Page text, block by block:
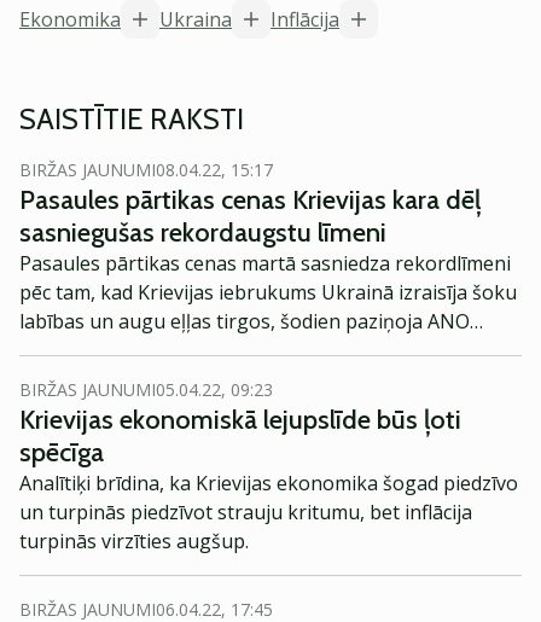
Ekonomika
Ukraina Inflācija
SAISTĪTIE RAKSTI
BIRŽAS JAUNUMI08.04.22, 15:17
Pasaules pārtikas cenas Krievijas kara dēļ
sasniegušas rekordaugstu līmeni
Pasaules pārtikas cenas martā sasniedza rekordlīmeni
pēc tam, kad Krievijas iebrukums Ukrainā izraisīja šoku
labības un augu eļļas tirgos, šodien paziņoja ANO
Pārtikas un lauksaimniecības organizācija (FAO).
BIRŽAS JAUNUMI05.04.22, 09:23
Krievijas ekonomiskā lejupslīde būs ļoti
spēcīga
Analītiķi brīdina, ka Krievijas ekonomika šogad piedzīvo
un turpinās piedzīvot strauju kritumu, bet inflācija
turpinās virzīties augšup.
BIRŽAS JAUNUMI06.04.22, 17:45